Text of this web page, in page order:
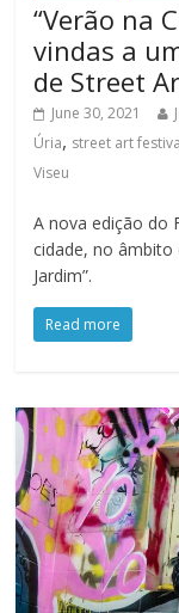
“Verão na
vindas a
de Street
June 30, 2021
Úria, street art
Viseu
A nova edição do
cidade, no âmbito
Jardim”.
Read more